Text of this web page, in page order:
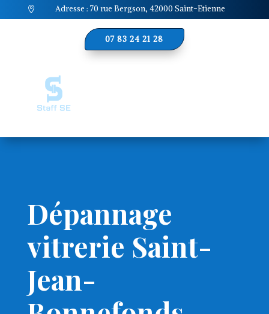
 Adresse : 70 rue Bergson, 42000 Saint-Etienne
07 83 24 21 28
Dépannage
vitrerie Saint-
Jean-